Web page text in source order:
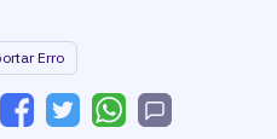
Erro